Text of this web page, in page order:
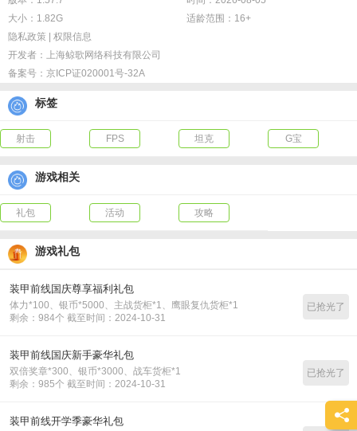
【酣畅战场 军团协作】
多人联机，军团协作，赶快叫上你的朋友们一起加入战局。军团玩法让大家拥有
了真正并肩战斗的体验！感受真正的热血出击！
【随心换肤 装点战车】
百种涂装随心更换，丰富你的游戏体验。丛林迷彩、和平颂歌、火龙铭文、圣诞
9、无人机升级界面优化
大小：1.82G
适龄范围：16+
隐私政策
权限信息
开发者：
上海鲸歌网络科技有限公司
备案号： 京ICP证020001号-32A
标签
射击 FPS 坦克 G宝
游戏相关
礼包 活动 攻略
游戏礼包
装甲前线国庆尊享福利礼包
体力*100、银币*5000、主战货柜*1、鹰眼复仇货柜*1
剩余：984个 截至时间：2024-10-31
已抢光了
装甲前线国庆新手豪华礼包
双倍奖章*300、银币*3000、战车货柜*1
剩余：985个 截至时间：2024-10-31
已抢光了
装甲前线开学季豪华礼包